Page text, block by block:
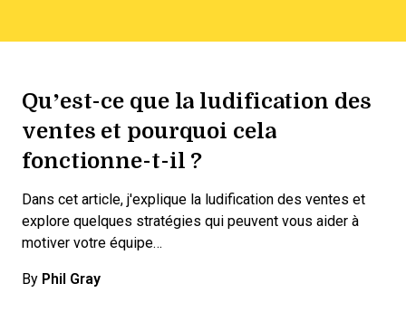
Qu’est-ce que la ludification des
ventes et pourquoi cela
fonctionne-t-il ?
Dans cet article, j'explique la ludification des ventes et
explore quelques stratégies qui peuvent vous aider à
motiver votre équipe…
By Phil Gray